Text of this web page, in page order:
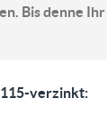
Bis denne
115-verzinkt: